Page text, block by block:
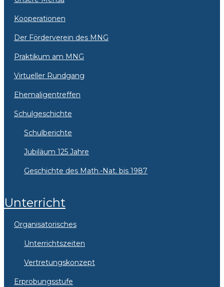
Kooperationen
Der Förderverein des MNG
Praktikum am MNG
Virtueller Rundgang
Ehemaligentreffen
Schulgeschichte
Schulberichte
Jubiläum 125 Jahre
Geschichte des Math.-Nat. bis 1987
Unterricht
Organisatorisches
Unterrichtszeiten
Vertretungskonzept
Erprobungsstufe